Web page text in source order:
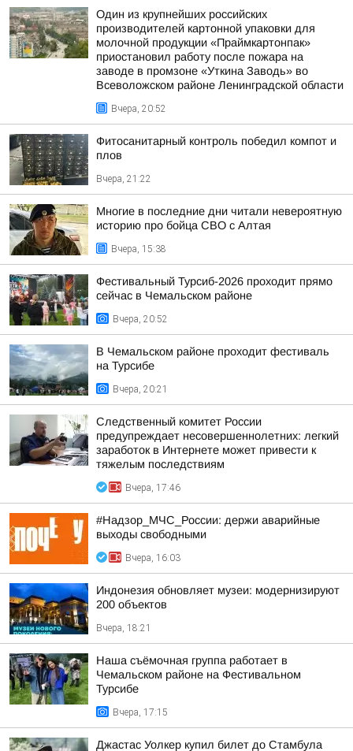
Один из крупнейших российских
производителей картонной упаковки для
молочной продукции «Праймкартонпак»
приостановил работу после пожара на
заводе в промзоне «Уткина Заводь» во
Всеволожском районе Ленинградской области
Вчера, 20:52
Фитосанитарный контроль победил компот и
плов
Вчера, 21:22
Многие в последние дни читали невероятную
историю про бойца СВО с Алтая
Вчера, 15:38
Фестивальный Турсиб-2026 проходит прямо
сейчас в Чемальском районе
Вчера, 20:52
В Чемальском районе проходит фестиваль
на Турсибе
Вчера, 20:21
Следственный комитет России
предупреждает несовершеннолетних: легкий
заработок в Интернете может привести к
тяжелым последствиям
Вчера, 17:46
#Надзор_МЧС_России: держи аварийные
выходы свободными
Вчера, 16:03
Индонезия обновляет музеи: модернизируют
200 объектов
Вчера, 18:21
Наша съёмочная группа работает в
Чемальском районе на Фестивальном
Турсибе
Вчера, 17:15
Джастас Уолкер купил билет до Стамбула